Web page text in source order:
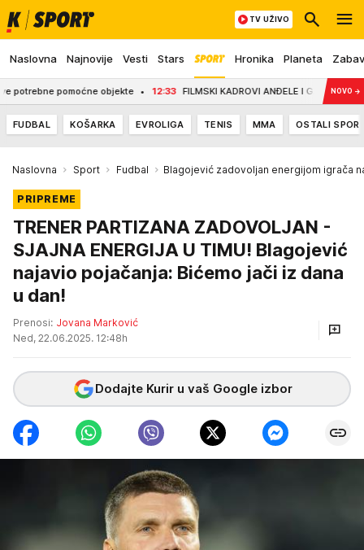
Naslovna Najnovije Vesti Stars Hronika Planeta
TV UŽIVO
pomoćne objekte 12:33 FILMSKI KADROVI ANĐELE I GASTOZANOVO →
FUDBAL KOŠARKA EVROLIGA TENIS MMA OSTALI
Naslovna Sport Fudbal Blagojević zadovoljan energijom igrača
PRIPREME
TRENER PARTIZANA ZADOVOLJAN -
SJAJNA ENERGIJA U TIMU! Blagojević
najavio pojačanja: Bićemo jači iz dana
u dan!
Prenosi: Jovana Marković
Ned, 22.06.2025. 12:48h
Dodajte Kurir u vaš Google izbor